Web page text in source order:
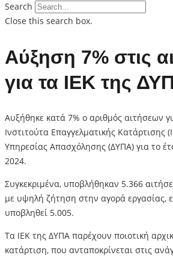
Search
Close this search box.
Αύξηση 7% στις
για τα ΙΕΚ της
Αυξήθηκε κατά 7% ο αριθμός αιτήσεων
Ινστιτούτα Επαγγελματικής Κατάρτισης
Υπηρεσίας Απασχόλησης (ΔΥΠΑ) για το
2024.
Συγκεκριμένα, υποβλήθηκαν 5.366
με υψηλή ζήτηση στην αγορά εργασίας,
υποβληθεί 5.005.
Τα ΙΕΚ της ΔΥΠΑ παρέχουν ποιοτική
κατάρτιση, που ανταποκρίνεται στις